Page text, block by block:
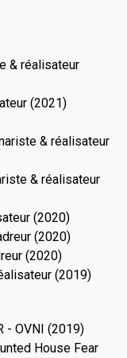
& réalisateur
(2021)
& réalisateur
& réalisateur
(2020)
(2020)
(2020)
(2019)
- OVNI (2019)
House Fear